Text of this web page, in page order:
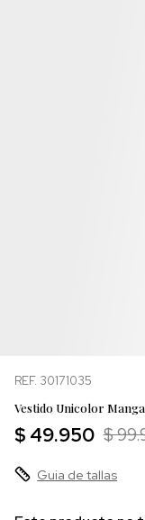
REF. 30171035
Vestido Unicolor Manga
$ 49.950 $
Guia de tallas